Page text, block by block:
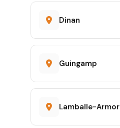
Dinan
Guingamp
Lamballe-Armor